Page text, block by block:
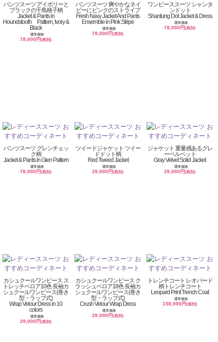
パンツスーツ アイボリーと
ブラックの千鳥格子柄
Jacket & Pants in
Houndstooth Pattern, Ivory &
Black
通常価格
78,000円(税別)
パンツスーツ 爽やかなネイ
ビーにピンクのストライプ
Fresh Navy Jacket And Pants
Ensemble in Pink Stripe
通常価格
78,000円(税別)
ワンピーススーツ シャンタ
ンドット
Shantung Dot Jacket & Dress
通常価格
78,000円(税別)
パンツスーツ グレンチェッ
ク柄
Jacket & Pants in Glen Pattern
通常価格
78,000円(税別)
ツイードジャケット ツイー
ドドット柄
Red Tweed Jacket
通常価格
39,000円(税別)
ジャケット 重量感あるグレ
ーベルベット
Gray Velvet Solid Jacket
通常価格
39,000円(税別)
カシュクールワンピース ス
トレッチベロア10色 長袖カ
シュクールワンピース(巻き
型・ラップ式)
Wrap Velour Dress in 10
colors
通常価格
39,000円(税別)
カシュクールワンピース ク
ラッシュベロア18色 長袖カ
シュクールワンピース(巻き
型・ラップ式)
Crush Velour Wrap Dress
通常価格
39,000円(税別)
トレンチコート レオパード
柄トレンチコート
Leopard Print Trench Coat
通常価格
158,000円(税別)